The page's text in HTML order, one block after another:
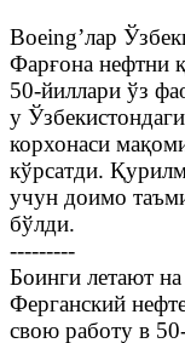
Boeing’лар
Фарғона нефтни
50-йиллари ўз
у
корхонаси
кўрсатди.
учун доимо
бўлди.
---------
Боинги летают
Ферганский
свою работу в